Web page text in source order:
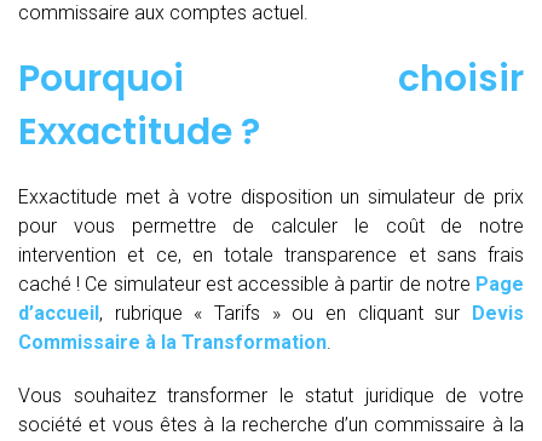
commissaire aux comptes actuel.
Pourquoi choisir
Exxactitude ?
Exxactitude met à votre disposition un simulateur de prix
pour vous permettre de calculer le coût de notre
intervention et ce, en totale transparence et sans frais
caché ! Ce simulateur est accessible à partir de notre Page
d’accueil, rubrique « Tarifs » ou en cliquant sur Devis
Commissaire à la Transformation.
Vous souhaitez transformer le statut juridique de votre
société et vous êtes à la recherche d’un commissaire à la